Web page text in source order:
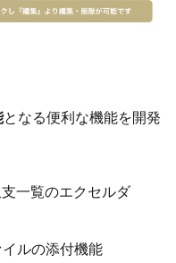
となる便利な機能を開発
一覧のエクセルダ
ルの添付機能